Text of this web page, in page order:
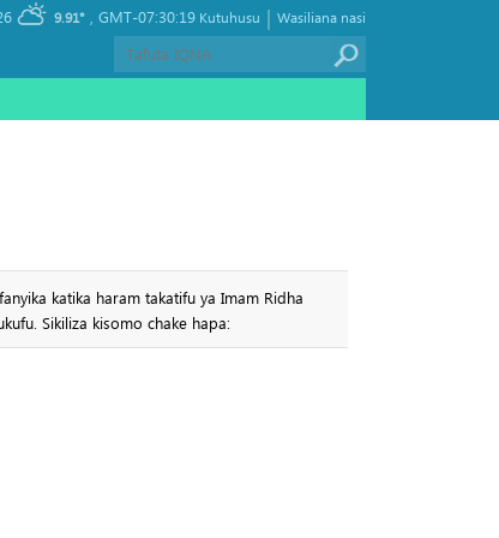
GMT-07:30:19
9.91° Wasiliana nasi
|
Kutuhusu
katika haram takatifu ya Imam Ridha
Sikiliza kisomo chake hapa: